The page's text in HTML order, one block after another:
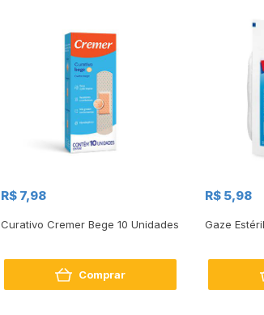
R$ 7,98
Curativo Cremer Bege 10 Unidades
Comprar
R$ 5,98
Gaze